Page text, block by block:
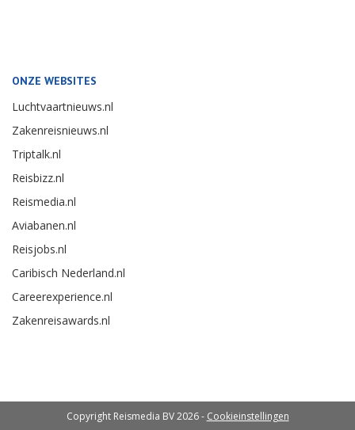
ONZE WEBSITES
Luchtvaartnieuws.nl
Zakenreisnieuws.nl
Triptalk.nl
Reisbizz.nl
Reismedia.nl
Aviabanen.nl
Reisjobs.nl
Caribisch Nederland.nl
Careerexperience.nl
Zakenreisawards.nl
Copyright Reismedia BV 2026 - Cookieinstellingen